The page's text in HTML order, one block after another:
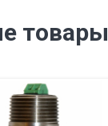
товары